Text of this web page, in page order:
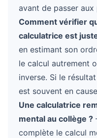
avant de passer aux
Comment vérifier
calculatrice est
en estimant son
le calcul autrement
inverse. Si le
est souvent en
Une calculatrice
mental au collège ?
complète le calcul